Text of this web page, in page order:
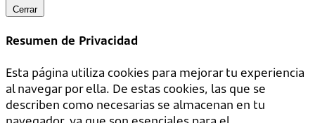
Cerrar
Resumen de Privacidad
Esta página utiliza cookies para mejorar tu experiencia
al navegar por ella. De estas cookies, las que se
describen como necesarias se almacenan en tu